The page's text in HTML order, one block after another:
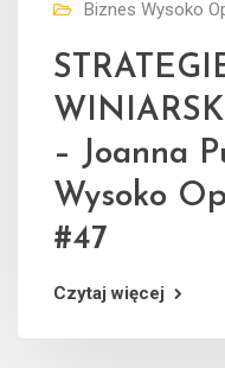
Biznes Wysoko
– Joanna
Wysoko
#47
Czytaj więcej